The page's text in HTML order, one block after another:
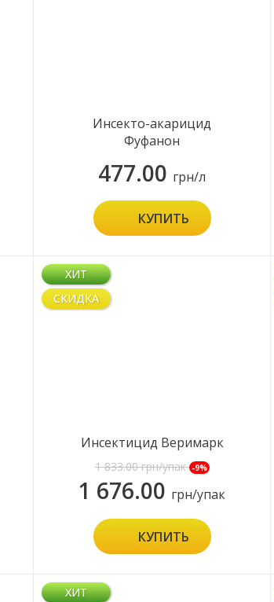
Инсекто-акарицид
Фуфанон
477.00 грн/л
КУПИТЬ
ХИТ
СКИДКА
Инсектицид Веримарк
1 833.00грн/упак -9%
1 676.00 грн/упак
КУПИТЬ
ХИТ